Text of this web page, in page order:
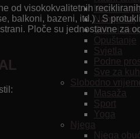
Kamini i
Namještaj
Slike i
Opuštanje
Svjetla
Podne
Sve za
Slobodno
Masaža
Sport
Yoga
Njega
Njega
od visokokvalitetnih
balkoni, bazeni, itd.) . S
Ploče su jednostavne